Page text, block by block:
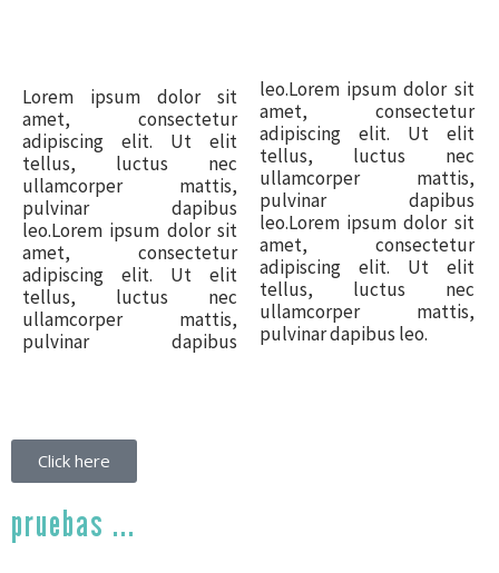
Lorem ipsum dolor sit
amet, consectetur
adipiscing elit. Ut elit
tellus, luctus nec
ullamcorper mattis,
pulvinar dapibus
leo.Lorem ipsum dolor sit
amet, consectetur
adipiscing elit. Ut elit
tellus, luctus nec
ullamcorper mattis,
pulvinar dapibus
leo.Lorem ipsum dolor sit
amet, consectetur
adipiscing elit. Ut elit
tellus, luctus nec
ullamcorper mattis,
pulvinar dapibus
leo.Lorem ipsum dolor sit
amet, consectetur
adipiscing elit. Ut elit
tellus, luctus nec
ullamcorper mattis,
pulvinar dapibus leo.
Click here
pruebas ...